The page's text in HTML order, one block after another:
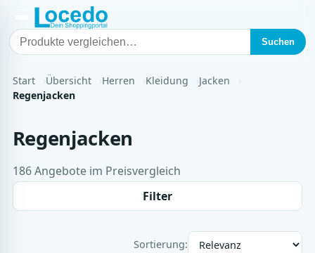
Suchen
Start Übersicht Herren Kleidung
Jacken
Regenjacken
Regenjacken
186 Angebote im Preisvergleich
Filter
Sortierung: